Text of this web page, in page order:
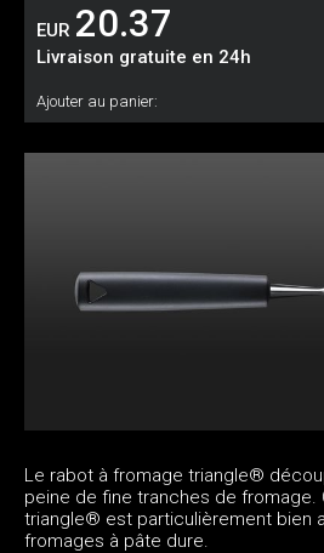
EUR 20.37
Livraison gratuite en 24h
Ajouter au panier:
Le rabot à fromage triangle®
peine de fine tranches de fromage.
triangle® est particulièrement bien
fromages à pâte dure.